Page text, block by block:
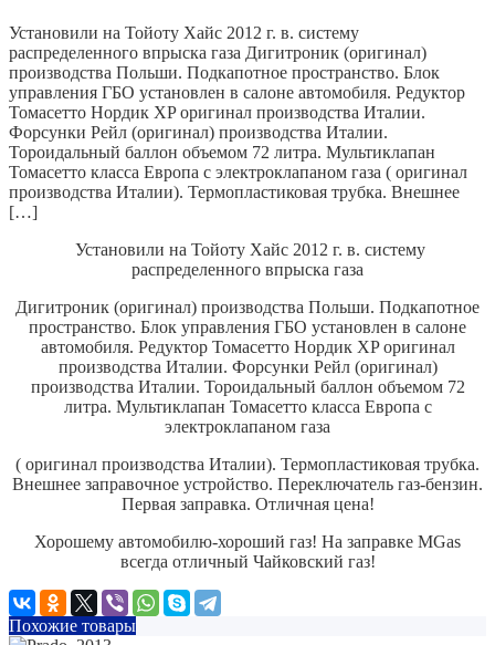
Установили на Тойоту Хайс 2012 г. в. систему
распределенного впрыска газа Дигитроник (оригинал)
производства Польши. Подкапотное пространство. Блок
управления ГБО установлен в салоне автомобиля. Редуктор
Томасетто Нордик XP оригинал производства Италии.
Форсунки Рейл (оригинал) производства Италии.
Тороидальный баллон объемом 72 литра. Мультиклапан
Томасетто класса Европа с электроклапаном газа ( оригинал
производства Италии). Термопластиковая трубка. Внешнее
[…]
Установили на Тойоту Хайс 2012 г. в. систему
распределенного впрыска газа
Дигитроник (оригинал) производства Польши. Подкапотное
пространство. Блок управления ГБО установлен в салоне
автомобиля. Редуктор Томасетто Нордик XP оригинал
производства Италии. Форсунки Рейл (оригинал)
производства Италии. Тороидальный баллон объемом 72
литра. Мультиклапан Томасетто класса Европа с
электроклапаном газа
( оригинал производства Италии). Термопластиковая трубка.
Внешнее заправочное устройство. Переключатель газ-бензин.
Первая заправка. Отличная цена!
Хорошему автомобилю-хороший газ! На заправке MGas
всегда отличный Чайковский газ!
Похожие товары